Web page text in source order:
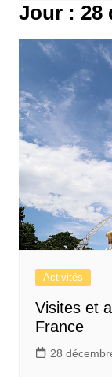
Jour : 28
Activités
Visites et
France
28